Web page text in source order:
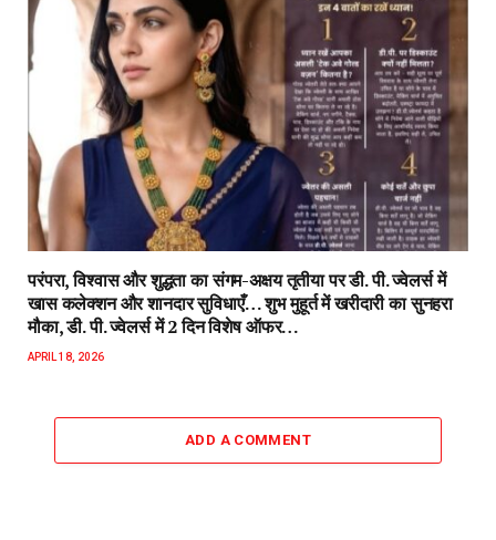
परंपरा, विश्वास और शुद्धता का संगम-अक्षय तृतीया पर डी. पी. ज्वेलर्स में
खास कलेक्शन और शानदार सुविधाएँ… शुभ मुहूर्त में खरीदारी का सुनहरा
मौका, डी. पी. ज्वेलर्स में 2 दिन विशेष ऑफर…
APRIL 18, 2026
ADD A COMMENT